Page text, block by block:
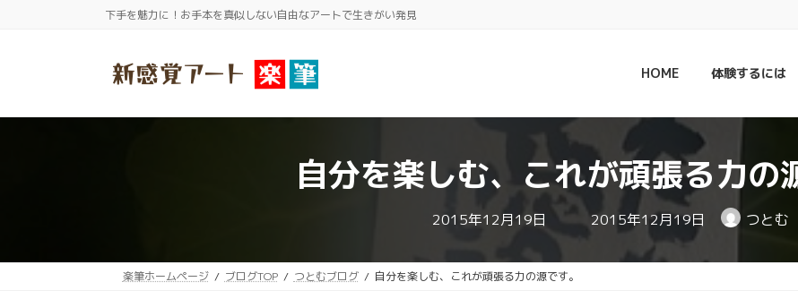
下手を魅力に！お手本を真似しない自由なアートで生きがい発見
HOME 体験するには
自分を楽しむ、これが頑張る力の
2015年12月19日 最
終
日
2015年12月19日 つとむ
楽筆ホームページ ブログTOP つとむブログ 自分を楽しむ、これが頑張る力の源です。